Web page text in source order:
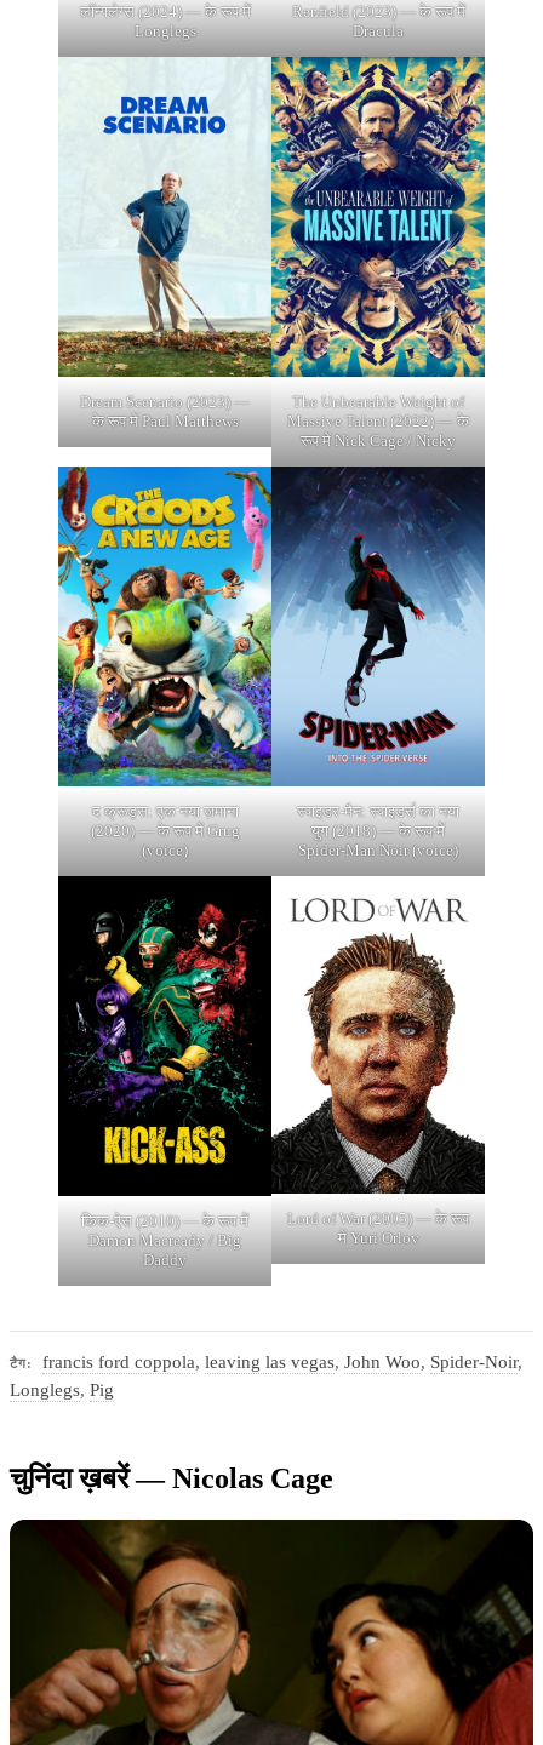
लॉन्गलेग्स (2024) — के रूप में
Longlegs
Renfield (2023) — के रूप में
Dracula
Dream Scenario (2023) —
के रूप में Paul Matthews
The Unbearable Weight of
Massive Talent (2022) — के
रूप में Nick Cage / Nicky
द क्रूड्स: एक नया ज़माना
(2020) — के रूप में Grug
(voice)
स्पाइडर-मैन: स्पाइडर्स का नया
युग (2018) — के रूप में
Spider-Man Noir (voice)
किक-ऐस (2010) — के रूप में
Damon Macready / Big
Daddy
Lord of War (2005) — के रूप
में Yuri Orlov
टैग: francis ford coppola,leaving las vegas,John Woo, Spider-Noir,
Longlegs, Pig
चुनिंदा ख़बरें — Nicolas Cage